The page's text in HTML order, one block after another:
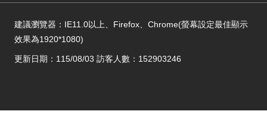
建議瀏覽器：IE11.0以上、Firefox、Chrome(螢幕設定最佳顯示
效果為1920*1080)
更新日期：115/08/03 訪客人數：152903246